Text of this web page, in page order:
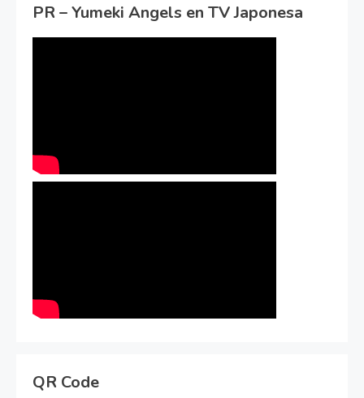
PR – Yumeki Angels en TV Japonesa
QR Code